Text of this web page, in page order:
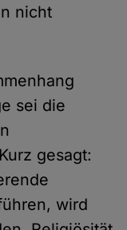
nicht
sei die
gesagt:
wird